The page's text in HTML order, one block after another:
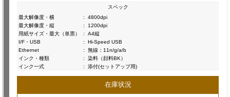
スペック
最大解像度・横
:
4800dpi
最大解像度・縦
:
1200dpi
用紙サイズ・最大（単票）
:
A4縦
I/F・USB
:
Hi-Speed USB
Ethernet
:
無線：11n/g/a/b
インク・種類
:
染料（顔料BK）
インク一式
: 添付(セットアップ用)
在庫状況